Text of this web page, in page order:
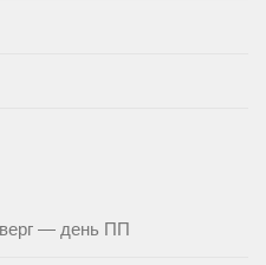
— день ПП